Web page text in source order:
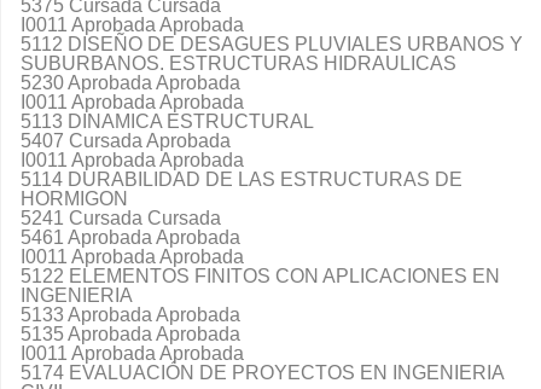
5375 Cursada Cursada
I0011 Aprobada Aprobada
5112 DISEÑO DE DESAGUES PLUVIALES URBANOS Y
SUBURBANOS. ESTRUCTURAS HIDRAULICAS
5230 Aprobada Aprobada
I0011 Aprobada Aprobada
5113 DINAMICA ESTRUCTURAL
5407 Cursada Aprobada
I0011 Aprobada Aprobada
5114 DURABILIDAD DE LAS ESTRUCTURAS DE
HORMIGON
5241 Cursada Cursada
5461 Aprobada Aprobada
I0011 Aprobada Aprobada
5122 ELEMENTOS FINITOS CON APLICACIONES EN
INGENIERIA
5133 Aprobada Aprobada
5135 Aprobada Aprobada
I0011 Aprobada Aprobada
5174 EVALUACIÓN DE PROYECTOS EN INGENIERIA